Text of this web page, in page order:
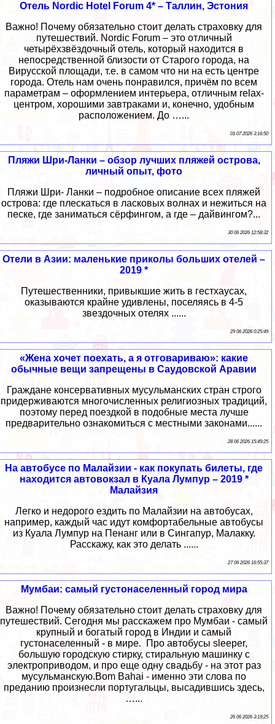
Отель Nordic Hotel Forum 4* – Таллин, Эстония
Важно! Почему обязательно стоит делать страховку для
путешествий. Nordic Forum – это отличный
четырёхзвёздочный отель, который находится в
непосредственной близости от Старого города, на
Вирусской площади, т.е. в самом что ни на есть центре
города. Отель нам очень понравился, причём по всем
параметрам – оформлением интерьера, отличным relax-
центром, хорошими завтраками и, конечно, удобным
расположением. До …...
01 07 2026 3:16:50
Пляжи Шри-Ланки – обзор лучших пляжей острова,
личный опыт, фото
Пляжи Шри- Ланки – подробное описание всех пляжей
острова: где плескаться в ласковых волнах и нежиться на
песке, где заниматься сёрфингом, а где – дайвингом?...
30 06 2026 12:58:32
Отели в Азии: маленькие приколы больших отелей –
2019 *
Путешественники, привыкшие жить в гестхаусах,
оказываются крайне удивлены, поселяясь в 4-5
звездочных отелях ......
29 06 2026 0:25:49
«Жена хочет поехать, а я отговариваю»: какие
обычные вещи запрещены в Саудовской Аравии
Граждане консервативных мусульманских стран строго
придерживаются многочисленных религиозных традиций,
поэтому перед поездкой в подобные места лучше
предварительно ознакомиться с местными законами......
28 06 2026 15:49:25
На автобусе по Малайзии - как покупать билеты, где
находится автовокзал в Куала Лумпур – 2019 *
Малайзия
Легко и недорого ездить по Малайзии на автобусах,
например, каждый час идут комфортабельные автобусы
из Куала Лумпур на Пенанг или в Сингапур, Малакку.
Расскажу, как это делать ......
27 06 2026 16:55:37
Мумбаи: самый густонаселенный город мира
Важно! Почему обязательно стоит делать страховку для
путешествий. Сегодня мы расскажем про Мумбаи - самый
крупный и богатый город в Индии и самый
густонаселенный - в мире. Про автобусы sleeper,
большую городскую стирку, стиральную машинку с
электроприводом, и про еще одну свадьбу - на этот раз
мусульманскую.Bom Bahai - именно эти слова по
преданию произнесли португальцы, высадившись здесь,
…...
26 06 2026 3:19:25